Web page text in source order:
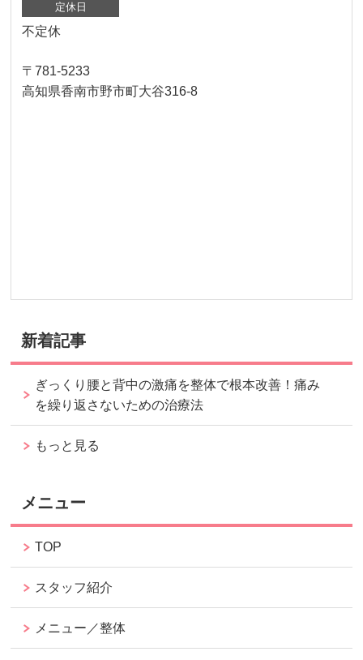
定休日
不定休
〒781-5233
高知県香南市野市町大谷316-8
新着記事
ぎっくり腰と背中の激痛を整体で根本改善！痛み
を繰り返さないための治療法
もっと見る
メニュー
TOP
スタッフ紹介
メニュー／整体